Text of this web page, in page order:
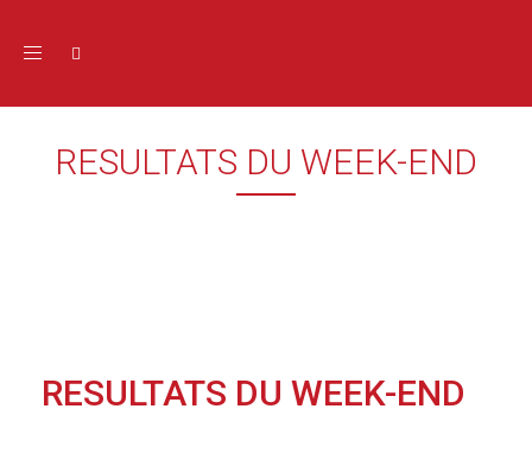
Toggle navigation
RESULTATS DU WEEK-END
RESULTATS DU WEEK-END